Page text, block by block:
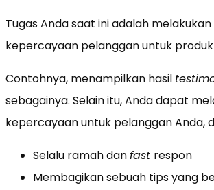
Tugas Anda saat ini adalah
kepercayaan pelanggan untuk produk
Contohnya, menampilkan hasil
sebagainya. Selain itu, Anda dapat
kepercayaan untuk pelanggan Anda,
Selalu ramah danfast respon
Membagikan sebuah tips yang